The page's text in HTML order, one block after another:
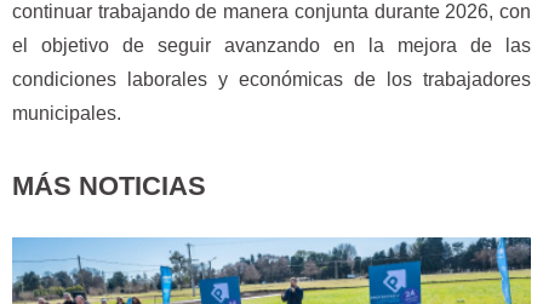
continuar trabajando de manera conjunta durante 2026, con
el objetivo de seguir avanzando en la mejora de las
condiciones laborales y económicas de los trabajadores
municipales.
MÁS NOTICIAS